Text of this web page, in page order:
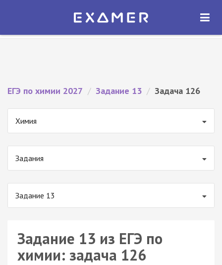
Экзамер — ЕГЭ 2027
ОТКРЫТЬ
ЕГЭ по химии 2027 / Задание 13 / Задача 126
Химия
Задания
Задание 13
Задание 13 из ЕГЭ по
химии: задача 126